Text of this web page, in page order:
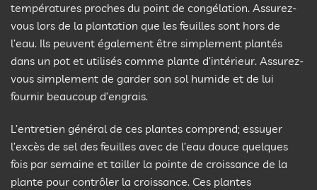
températures proches du point de congélation. Assurez-
vous lors de la plantation que les feuilles sont hors de
l’eau. Ils peuvent également être simplement plantés
dans un pot et utilisés comme plante d’intérieur. Assurez-
vous simplement de garder son sol humide et de lui
fournir beaucoup d’engrais.
L’entretien général de ces plantes comprend; essuyer
l’excès de sel des feuilles avec de l’eau douce quelques
fois par semaine et tailler la pointe de croissance de la
plante pour contrôler la croissance. Ces plantes